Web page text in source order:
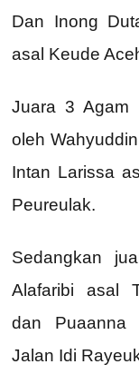
Dan Inong
asal Keude
Juara 3 Agam
oleh
Intan Larissa
Peureulak.
Sedangkan
Alafaribi asal
dan Puaanna
Jalan Idi